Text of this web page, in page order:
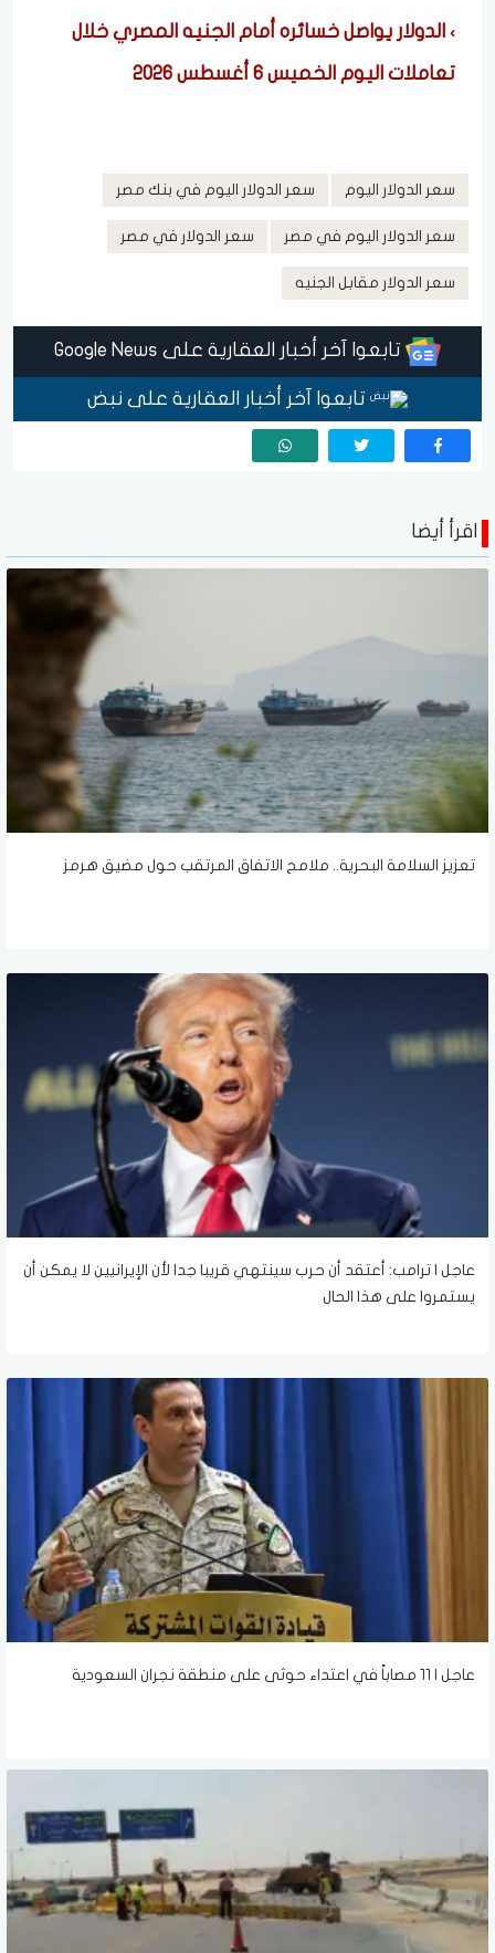
الدولار يواصل خسائره أمام الجنيه المصري خلال
تعاملات اليوم الخميس 6 أغسطس 2026
سعر الدولار اليوم سعر الدولار اليوم في بنك مصر
سعر الدولار اليوم في مصر سعر الدولار في مصر
سعر الدولار مقابل الجنيه
تابعوا آخر أخبار العقارية على Google News
تابعوا آخر أخبار العقارية على نبض
اقرأ أيضا
تعزيز السلامة البحرية.. ملامح الاتفاق المرتقب حول مضيق هرمز
عاجل | ترامب: أعتقد أن حرب سينتهي قريبا جدا لأن الإيرانيين لا يمكن أن
يستمروا على هذا الحال
عاجل | 11 مصاباً في اعتداء حوثى على منطقة نجران السعودية